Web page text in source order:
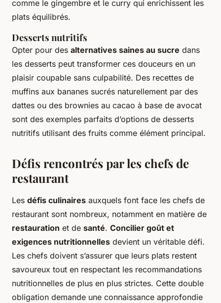
comme le gingembre et le curry qui enrichissent les
plats équilibrés.
Desserts nutritifs
Opter pour des alternatives saines au sucre dans
les desserts peut transformer ces douceurs en un
plaisir coupable sans culpabilité. Des recettes de
muffins aux bananes sucrés naturellement par des
dattes ou des brownies au cacao à base de avocat
sont des exemples parfaits d’options de desserts
nutritifs utilisant des fruits comme élément principal.
Défis rencontrés par les chefs de
restaurant
Les défis culinaires auxquels font face les chefs de
restaurant sont nombreux, notamment en matière de
restauration et de santé. Concilier goût et
exigences nutritionnelles devient un véritable défi.
Les chefs doivent s’assurer que leurs plats restent
savoureux tout en respectant les recommandations
nutritionnelles de plus en plus strictes. Cette double
obligation demande une connaissance approfondie